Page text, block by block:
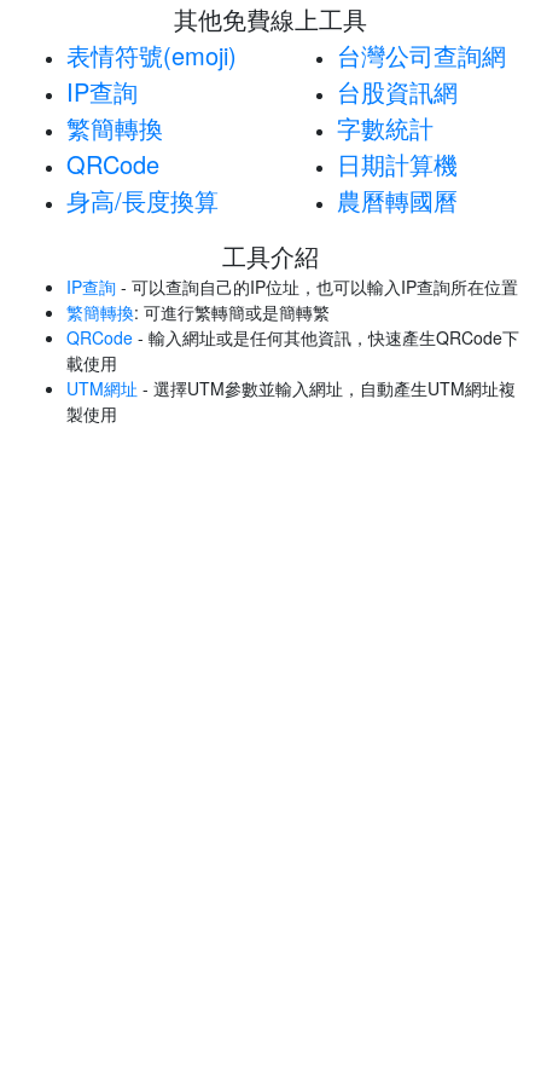
其他免費線上工具
表情符號(emoji)
IP查詢
繁簡轉換
QRCode
身高/長度換算
台灣公司查詢網
台股資訊網
字數統計
日期計算機
農曆轉國曆
工具介紹
IP查詢 - 可以查詢自己的IP位址，也可以輸入IP查詢所在位置
繁簡轉換: 可進行繁轉簡或是簡轉繁
QRCode - 輸入網址或是任何其他資訊，快速產生QRCode下
載使用
UTM網址 - 選擇UTM參數並輸入網址，自動產生UTM網址複
製使用